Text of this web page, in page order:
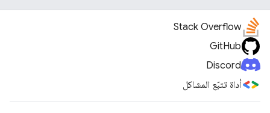
Stack Overflow
GitHub
Discord
أداة تتبّع المشاكل